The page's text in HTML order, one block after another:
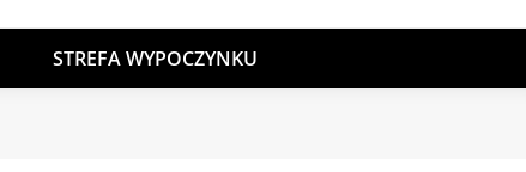
STREFA WYPOCZYNKU